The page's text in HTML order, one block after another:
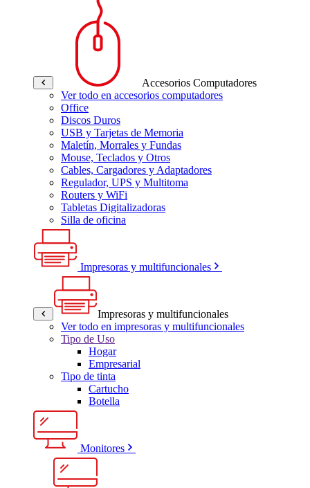
Accesorios Computadores
Ver todo en accesorios computadores
Office
Discos Duros
USB y Tarjetas de Memoria
Maletín, Morrales y Fundas
Mouse, Teclados y Otros
Cables, Cargadores y Adaptadores
Regulador, UPS y Multitoma
Routers y WiFi
Tabletas Digitalizadoras
Silla de oficina
Impresoras y multifuncionales
Impresoras y multifuncionales
Ver todo en impresoras y multifuncionales
Tipo de Uso
Hogar
Empresarial
Tipo de tinta
Cartucho
Botella
Monitores